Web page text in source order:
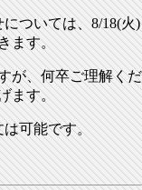
売開始しました。
ミビレットレバー
内正規販売車) 用
スラッシュダウン
用
ミビレットレバー
X500 用
ミビレットレバー
ついては、8/18(火)
ます。
が、何卒ご理解くだ
ます。
可能です。